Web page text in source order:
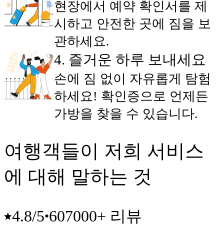
현장에서 예약 확인서를 제
시하고 안전한 곳에 짐을 보
관하세요.
4. 즐거운 하루 보내세요
손에 짐 없이 자유롭게 탐험
하세요! 확인증으로 언제든
가방을 찾을 수 있습니다.
여행객들이 저희 서비스
에 대해 말하는 것
4.8/5•607000+ 리뷰